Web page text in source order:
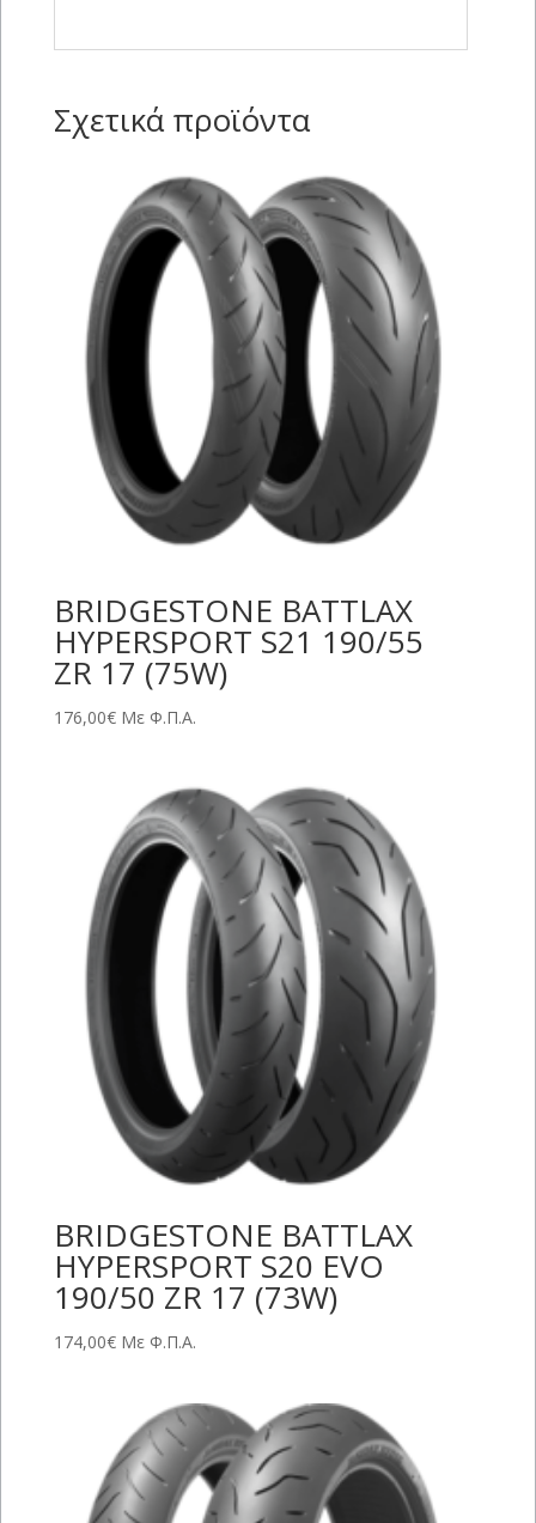
Σχετικά προϊόντα
BRIDGESTONE BATTLAX
HYPERSPORT S21 190/55
ZR 17 (75W)
176,00€ Με Φ.Π.Α.
BRIDGESTONE BATTLAX
HYPERSPORT S20 EVO
190/50 ZR 17 (73W)
174,00€ Με Φ.Π.Α.